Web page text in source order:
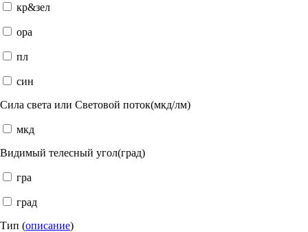
кр&зел
ора
пл
син
Сила света или Световой поток(мкд/лм)
мкд
Видимый телесный угол(град)
гра
град
Тип (описание)